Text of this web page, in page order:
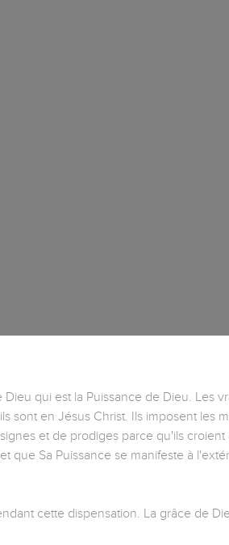
qui est la Puissance de Dieu. Les
sont en Jésus Christ. Ils imposent les
et de prodiges parce qu'ils croient
que Sa Puissance se manifeste à
cette dispensation. La grâce de